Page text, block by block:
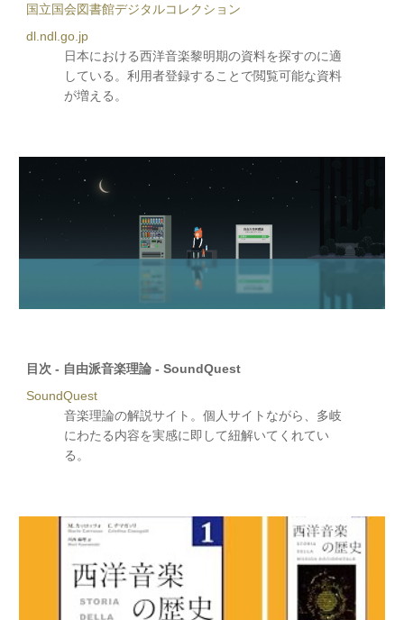
国立国会図書館デジタルコレクション
dl.ndl.go.jp
日本における西洋音楽黎明期の資料を探すのに適
している。利用者登録することで閲覧可能な資料
が増える。
目次 - 自由派音楽理論 - SoundQuest
SoundQuest
音楽理論の解説サイト。個人サイトながら、多岐
にわたる内容を実感に即して紐解いてくれてい
る。